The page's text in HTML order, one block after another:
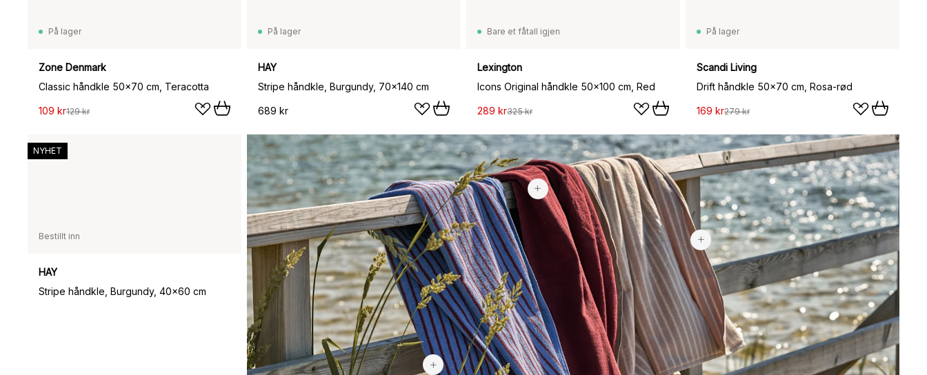
På lager
Zone Denmark
Classic håndkle 50x70 cm, Teracotta
109 kr129 kr
På lager
HAY
Stripe håndkle, Burgundy, 70×140 cm
689 kr
Bare et fåtall igjen
Lexington
Icons Original håndkle 50x100 cm, Red
289 kr325 kr
På lager
Scandi Living
Drift håndkle 50x70 cm, Rosa-rød
169 kr279 kr
489 kr
489 kr
489 kr
Bestillt inn
HAY
Stripe håndkle, Burgundy, 40x60 cm
NYHET